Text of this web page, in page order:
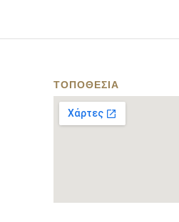
ΤΟΠΟΘΕΣΙΑ